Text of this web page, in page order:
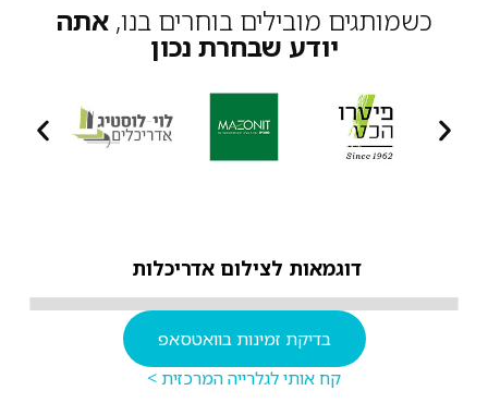
כשמותגים מובילים בוחרים בנו, אתה
יודע שבחרת נכון
דוגמאות לצילום אדריכלות
בדיקת זמינות בוואטסאפ
קח אותי לגלרייה המרכזית >